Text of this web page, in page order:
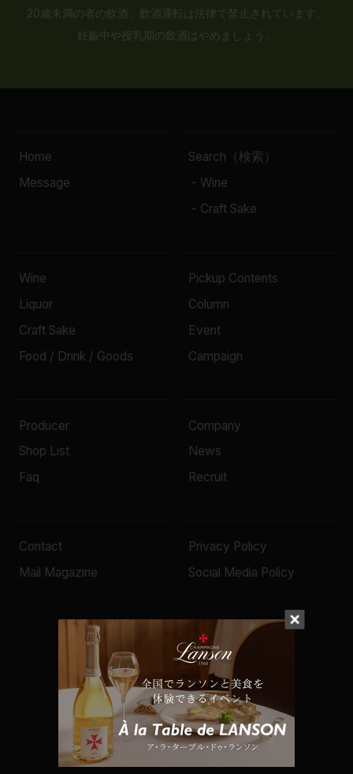
20歳未満の者の飲酒、飲酒運転は法律で禁止されています。
妊娠中や授乳期の飲酒はやめましょう。
Home
Message
Search（検索）
- Wine
- Craft Sake
Wine
Liquor
Craft Sake
Food / Drink / Goods
Pickup Contents
Column
Event
Campaign
Producer
Shop List
Faq
Company
News
Recruit
Contact
Mail Magazine
Privacy Policy
Social Media Policy
© 2022 Mottox inc.